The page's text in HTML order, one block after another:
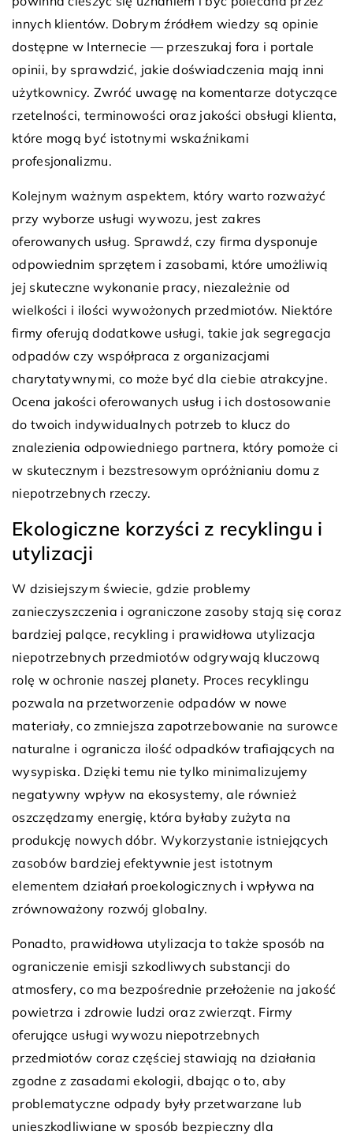
innych klientów. Dobrym źródłem wiedzy są opinie
dostępne w Internecie — przeszukaj fora i portale
opinii, by sprawdzić, jakie doświadczenia mają inni
użytkownicy. Zwróć uwagę na komentarze dotyczące
rzetelności, terminowości oraz jakości obsługi klienta,
które mogą być istotnymi wskaźnikami
profesjonalizmu.
Kolejnym ważnym aspektem, który warto rozważyć
przy wyborze usługi wywozu, jest zakres
oferowanych usług. Sprawdź, czy firma dysponuje
odpowiednim sprzętem i zasobami, które umożliwią
jej skuteczne wykonanie pracy, niezależnie od
wielkości i ilości wywożonych przedmiotów. Niektóre
firmy oferują dodatkowe usługi, takie jak segregacja
odpadów czy współpraca z organizacjami
charytatywnymi, co może być dla ciebie atrakcyjne.
Ocena jakości oferowanych usług i ich dostosowanie
do twoich indywidualnych potrzeb to klucz do
znalezienia odpowiedniego partnera, który pomoże ci
w skutecznym i bezstresowym opróżnianiu domu z
niepotrzebnych rzeczy.
Ekologiczne korzyści z recyklingu i
utylizacji
W dzisiejszym świecie, gdzie problemy
zanieczyszczenia i ograniczone zasoby stają się coraz
bardziej palące, recykling i prawidłowa utylizacja
niepotrzebnych przedmiotów odgrywają kluczową
rolę w ochronie naszej planety. Proces recyklingu
pozwala na przetworzenie odpadów w nowe
materiały, co zmniejsza zapotrzebowanie na surowce
naturalne i ogranicza ilość odpadków trafiających na
wysypiska. Dzięki temu nie tylko minimalizujemy
negatywny wpływ na ekosystemy, ale również
oszczędzamy energię, która byłaby zużyta na
produkcję nowych dóbr. Wykorzystanie istniejących
zasobów bardziej efektywnie jest istotnym
elementem działań proekologicznych i wpływa na
zrównoważony rozwój globalny.
Ponadto, prawidłowa utylizacja to także sposób na
ograniczenie emisji szkodliwych substancji do
atmosfery, co ma bezpośrednie przełożenie na jakość
powietrza i zdrowie ludzi oraz zwierząt. Firmy
oferujące usługi wywozu niepotrzebnych
przedmiotów coraz częściej stawiają na działania
zgodne z zasadami ekologii, dbając o to, aby
problematyczne odpady były przetwarzane lub
unieszkodliwiane w sposób bezpieczny dla